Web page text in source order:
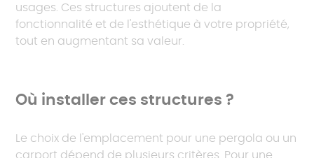
usages. Ces structures ajoutent de la
fonctionnalité et de l'esthétique à votre propriété,
tout en augmentant sa valeur.
Où installer ces structures ?
Le choix de l'emplacement pour une pergola ou un
carport dépend de plusieurs critères. Pour une